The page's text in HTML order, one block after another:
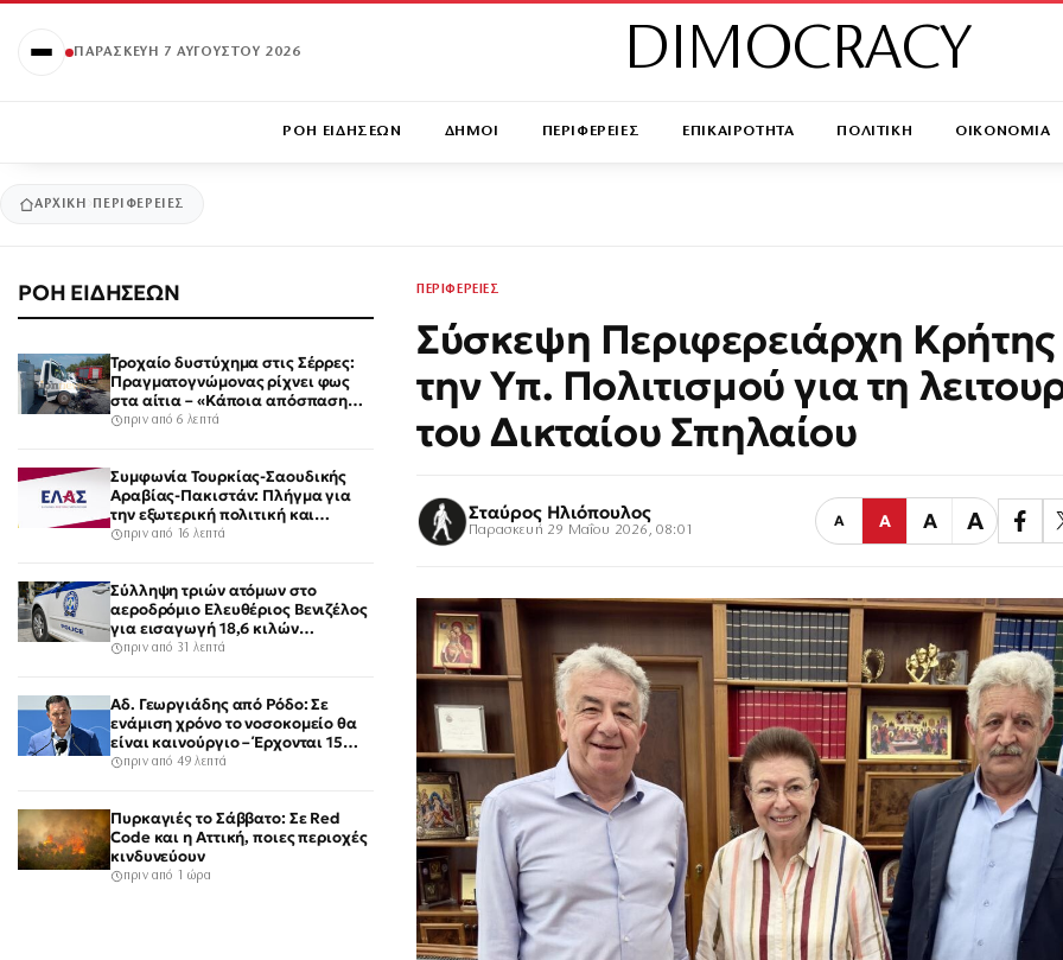
ΠΑΡΑΣΚΕΥΉ 7 ΑΥΓΟΎΣΤΟΥ 2026 DIMOCRACY
ΡΟΗ ΕΙΔΗΣΕΩΝ ΔΗΜΟΙ ΠΕΡΙΦΕΡΕΙΕΣ ΕΠΙΚΑΙΡΟΤΗΤΑ ΠΟΛΙΤΙΚΗ ΟΙΚΟΝΟΜΙΑ
ΑΡΧΙΚΉ ΠΕΡΙΦΕΡΕΙΕΣ
ΡΟΗ ΕΙΔΗΣΕΩΝ
Τροχαίο δυστύχημα στις Σέρρες:
Πραγματογνώμονας ρίχνει φως
στα αίτια – «Κάποια απόσπαση
προσοχής, ίσως μίλησε στο
πριν από 6 λεπτά
Συμφωνία Τουρκίας-Σαουδικής
Αραβίας-Πακιστάν: Πλήγμα για
την εξωτερική πολιτική και
πρόκληση για την Αθήνα, λέει η
πριν από 16 λεπτά
Σύλληψη τριών ατόμων στο
αεροδρόμιο Ελευθέριος Βενιζέλος
για εισαγωγή 18,6 κιλών
υδροπονικής κάνναβης σε
πριν από 31 λεπτά
Αδ. Γεωργιάδης από Ρόδο: Σε
ενάμιση χρόνο το νοσοκομείο θα
είναι καινούργιο – Έρχονται 15
νοσηλευτές και ενισχύεται το
πριν από 49 λεπτά
Πυρκαγιές το Σάββατο: Σε Red
Code και η Αττική, ποιες περιοχές
κινδυνεύουν
πριν από 1 ώρα
ΠΕΡΙΦΕΡΕΙΕΣ
Σύσκεψη Περιφερειάρχη Κρήτης
την Υπ. Πολιτισμού για τη
του Δικταίου Σπηλαίου
Σταύρος Ηλιόπουλος
Παρασκευή 29 Μαΐου 2026, 08:01
Α Α Α Α